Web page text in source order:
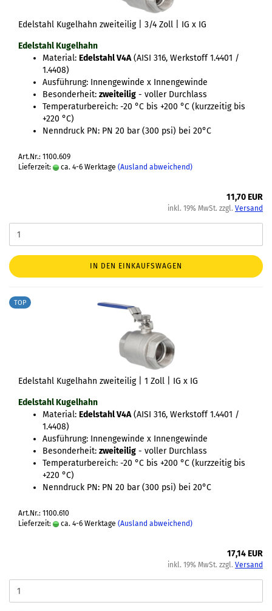
Edelstahl Kugelhahn zweiteilig | 3/4 Zoll | IG x IG
Edelstahl Kugelhahn
Material: Edelstahl V4A(AISI 316, Werkstoff 1.4401 /
1.4408)
Ausführung: Innengewinde x Innengewinde
Besonderheit: zweiteilig - voller Durchlass
Temperaturbereich: -20 °C bis +200 °C (kurzzeitig bis
+220 °C)
Nenndruck PN: PN 20 bar (300 psi) bei 20°C
Art.Nr.: 1100.609
Lieferzeit:
ca. 4-6 Werktage (Ausland abweichend)
11,70 EUR
inkl. 19% MwSt. zzgl. Versand
IN DEN EINKAUFSWAGEN
TOP
Edelstahl Kugelhahn zweiteilig | 1 Zoll | IG x IG
Edelstahl Kugelhahn
Material: Edelstahl V4A(AISI 316, Werkstoff 1.4401 /
1.4408)
Ausführung: Innengewinde x Innengewinde
Besonderheit: zweiteilig - voller Durchlass
Temperaturbereich: -20 °C bis +200 °C (kurzzeitig bis
+220 °C)
Nenndruck PN: PN 20 bar (300 psi) bei 20°C
Art.Nr.: 1100.610
Lieferzeit:
ca. 4-6 Werktage (Ausland abweichend)
17,14 EUR
inkl. 19% MwSt. zzgl. Versand